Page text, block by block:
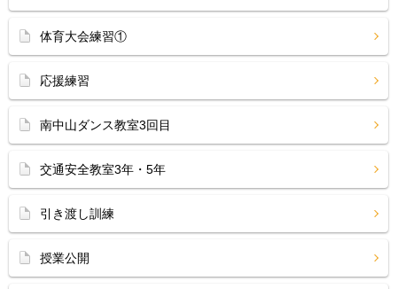
体育大会練習①
応援練習
南中山ダンス教室3回目
交通安全教室3年・5年
引き渡し訓練
授業公開